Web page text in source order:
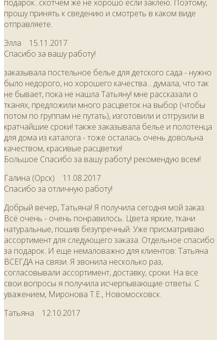
подарок...скотчем же не хорошо если заклею. Поэтому,
прошу принять к сведению и смотреть в каком виде
отправляете.
Элла 15.11.2017
Спасибо за вашу работу!
заказывала постельное белье для детского сада - нужно
было недорого, но хорошего качества... думала, что так
не бывает, пока не нашла Татьяну! мне рассказали о
тканях, предложили много расцветок на выбор (чтобы
потом по группам не путать), изготовили и отгрузили в
кратчайшие сроки! также заказывала белье и полотенца
для дома из каталога - тоже осталась очень довольна
качеством, красивые расцветки!
Большое Спасибо за вашу работу! рекомендую всем!
Галина (Орск) 11.08.2017
Спасибо за отличную работу!
Добрый вечер, Татьяна! Я получила сегодня мой заказ.
Всё очень - очень понравилось. Цвета яркие, ткани
натуральные, пошив безупречный. Уже присматриваю
ассортимент для следующего заказа. Отдельное спасибо
за подарок. И еще немаловажно для клиентов: Татьяна
ВСЕГДА на связи. Я звонила несколько раз,
согласовывали ассортимент, доставку, сроки. На все
свои вопросы я получила исчерпывающие ответы. С
уважением, Миронова Т.Е., Новомосковск.
Татьяна 12.10.2017